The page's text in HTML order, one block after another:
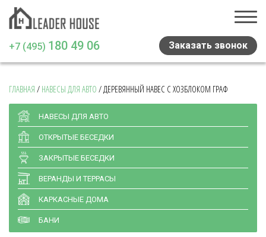
+7 (495) 180 49 06 Заказать звонок
Главная
Проекты домов
Навесы и беседки
Медиа
Отзывы
Статьи
ГЛАВНАЯ / НАВЕСЫ ДЛЯ АВТО /ДЕРЕВЯННЫЙ НАВЕС С ХОЗБЛОКОМ ГРАФ
НАВЕСЫ ДЛЯ АВТО
ОТКРЫТЫЕ БЕСЕДКИ
ЗАКРЫТЫЕ БЕСЕДКИ
ВЕРАНДЫ И ТЕРРАСЫ
КАРКАСНЫЕ ДОМА
БАНИ